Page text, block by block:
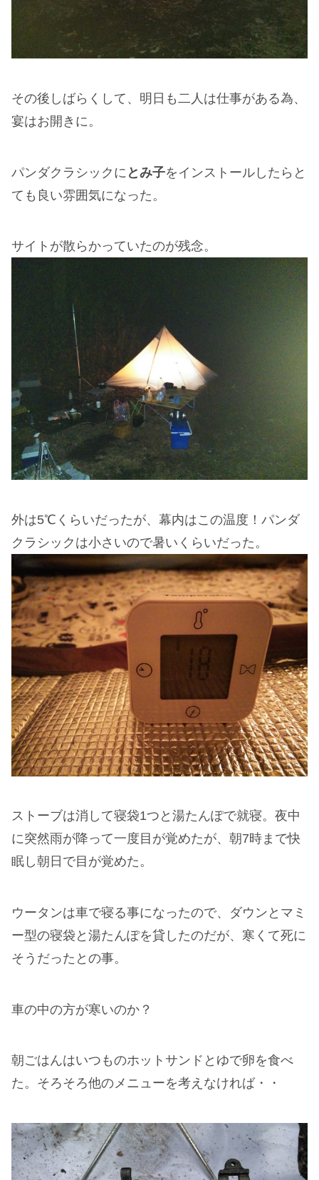
その後しばらくして、明日も二人は仕事がある為、
宴はお開きに。
パンダクラシックに とみ子をインストールしたらと
ても良い雰囲気になった。
サイトが散らかっていたのが残念。
外は5℃くらいだったが、幕内はこの温度！パンダ
クラシックは小さいので暑いくらいだった。
ストーブは消して寝袋1つと湯たんぽで就寝。夜中
に突然雨が降って一度目が覚めたが、朝7時まで快
眠し朝日で目が覚めた。
ウータンは車で寝る事になったので、ダウンとマミ
ー型の寝袋と湯たんぽを貸したのだが、寒くて死に
そうだったとの事。
車の中の方が寒いのか？
朝ごはんはいつものホットサンドとゆで卵を食べ
た。そろそろ他のメニューを考えなければ・・